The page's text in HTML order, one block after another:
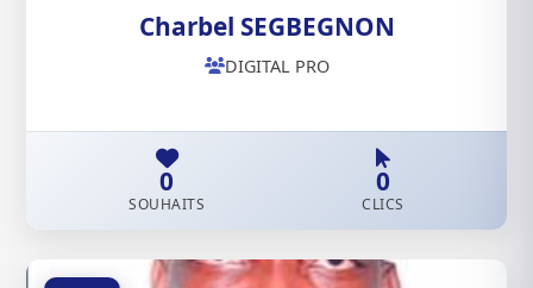
Charbel SEGBEGNON
DIGITAL PRO
0
SOUHAITS
0
CLICS